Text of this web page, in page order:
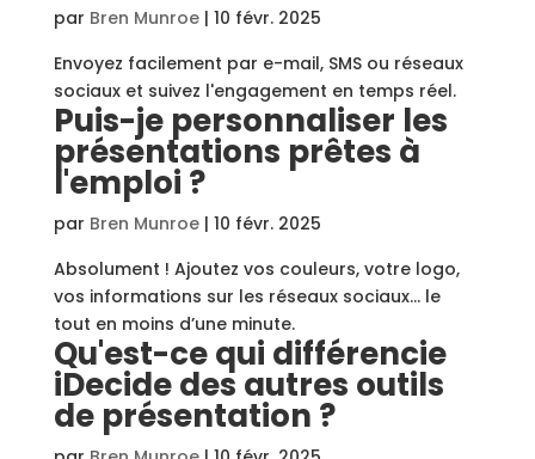
par Bren Munroe| 10 févr. 2025
Envoyez facilement par e-mail, SMS ou réseaux
sociaux et suivez l'engagement en temps réel.
Puis-je personnaliser les
présentations prêtes à
l'emploi ?
par Bren Munroe| 10 févr. 2025
Absolument ! Ajoutez vos couleurs, votre logo,
vos informations sur les réseaux sociaux… le
tout en moins d’une minute.
Qu'est-ce qui différencie
iDecide des autres outils
de présentation ?